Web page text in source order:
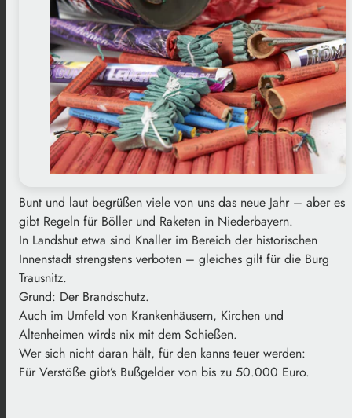
Bunt und laut begrüßen viele von uns das neue Jahr – aber es
gibt Regeln für Böller und Raketen in Niederbayern.
In Landshut etwa sind Knaller im Bereich der historischen
Innenstadt strengstens verboten – gleiches gilt für die Burg
Trausnitz.
Grund: Der Brandschutz.
Auch im Umfeld von Krankenhäusern, Kirchen und
Altenheimen wirds nix mit dem Schießen.
Wer sich nicht daran hält, für den kanns teuer werden:
Für Verstöße gibt’s Bußgelder von bis zu 50.000 Euro.